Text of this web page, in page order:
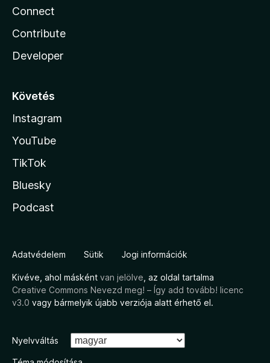
Connect
Contribute
Developer
Követés
Instagram
YouTube
TikTok
Bluesky
Podcast
Adatvédelem Sütik Jogi információk
Kivéve, ahol másként van jelölve , az oldal tartalma
Creative Commons Nevezd meg! – Így add tovább! licenc
v3.0 vagy bármelyik újabb verziója alatt érhető el.
Nyelvváltás